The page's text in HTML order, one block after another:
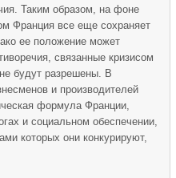
Таким образом, на фоне
Франция все еще сохраняет
ее положение может
связанные кризисом
будут разрешены. В
и производителей
формула Франции,
и социальном обеспечении,
которых они конкурируют,